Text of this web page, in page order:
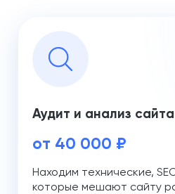
Аудит и анализ сайта
от 40 000 ₽
Находим технические,
которые мешают сайту